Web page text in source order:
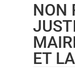
NON
ET